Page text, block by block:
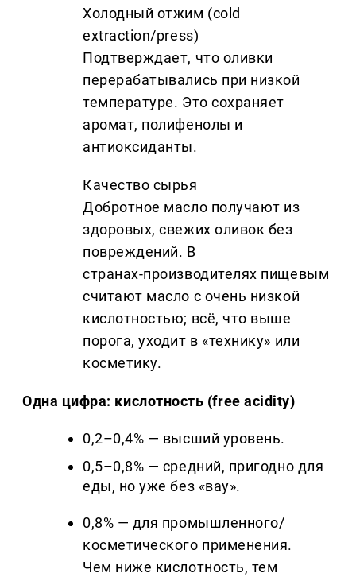
Холодный отжим (cold
extraction/press)
Подтверждает, что оливки
перерабатывались при низкой
температуре. Это сохраняет
аромат, полифенолы и
антиоксиданты.
Качество сырья
Добротное масло получают из
здоровых, свежих оливок без
повреждений. В
странах‑производителях пищевым
считают масло с очень низкой
кислотностью; всё, что выше
порога, уходит в «технику» или
косметику.
Одна цифра: кислотность (free acidity)
0,2–0,4% — высший уровень.
0,5–0,8% — средний, пригодно для
еды, но уже без «вау».
0,8% — для промышленного/
косметического применения.
Чем ниже кислотность, тем